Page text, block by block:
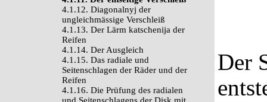
4.1.12. Diagonalnyj der
ungleichmässige Verschleiß
4.1.13. Der Lärm katschenija der
Reifen
4.1.14. Der Ausgleich
4.1.15. Das radiale und
Seitenschlagen der Räder und der
Reifen
4.1.16. Die Prüfung des radialen
Der